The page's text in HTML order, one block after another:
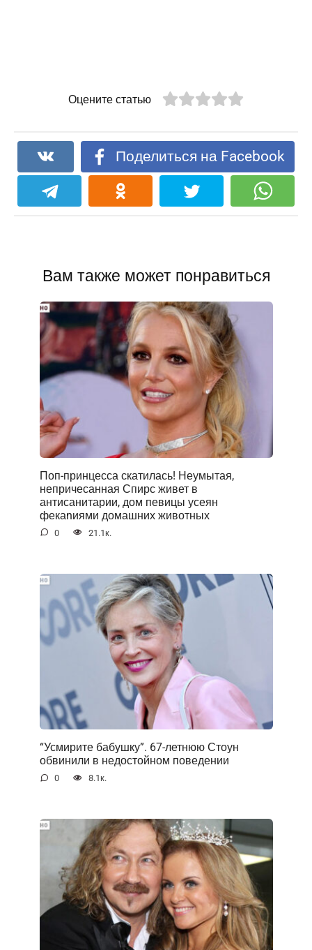
Оцените статью
Поделиться на Facebook
Вам также может понравиться
Поп-принцесса скатилась! Неумытая,
непричесанная Спирс живет в
антисанитарии, дом певицы усеян
фекаnиями домашних животных
0 21.1к.
“Усмирите бабушку”. 67-летнюю Стоун
обвинили в недостойном поведении
0 8.1к.